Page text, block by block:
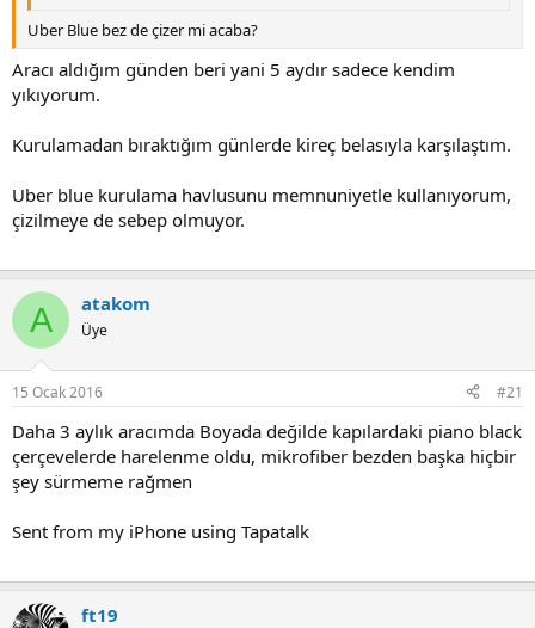
Uber Blue bez de çizer mi acaba?
Aracı aldığım günden beri yani 5 aydır sadece kendim
yıkıyorum.
Kurulamadan bıraktığım günlerde kireç belasıyla karşılaştım.
Uber blue kurulama havlusunu memnuniyetle kullanıyorum,
çizilmeye de sebep olmuyor.
A atakom
Üye
15 Ocak 2016 #21
Daha 3 aylık aracımda Boyada değilde kapılardaki piano black
çerçevelerde harelenme oldu, mikrofiber bezden başka hiçbir
şey sürmeme rağmen
Sent from my iPhone using Tapatalk
ft19